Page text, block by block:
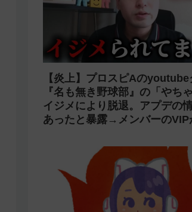
【炎上】プロスピAの
『名も無き野球部』の「やち
イジメにより脱退。アプデの
あったと暴露→メンバーのVIP